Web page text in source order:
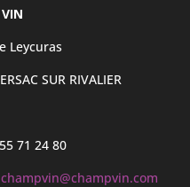
Leycuras
SUR RIVALIER
71 24 80
champvin@champvin.com